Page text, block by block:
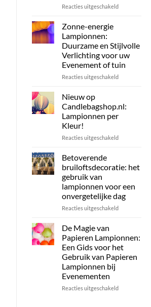
Reacties uitgeschakeldvoor
Gouden
Nylon
Lampionnen
van
Zonne-energie
Lampionnen:
Duurzame en Stijlvolle
Verlichting voor uw
Evenement of tuin
Reacties uitgeschakeldvoor
Duurzame
Verlichting
of
Nieuw op
Candlebagshop.nl:
Lampionnen per
Kleur!
Reacties uitgeschakeldvoor
Lampionnen
Kleur!
Betoverende
bruiloftsdecoratie: het
gebruik van
lampionnen voor een
onvergetelijke dag
Reacties uitgeschakeldvoor
gebruik
van
lampionnen
onvergetelijke
De Magie van
Papieren Lampionnen:
Een Gids voor het
Gebruik van Papieren
Lampionnen bij
Evenementen
Reacties uitgeschakeldvoor